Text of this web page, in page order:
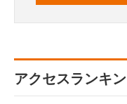
アクセスランキ